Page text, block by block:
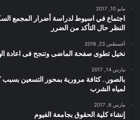
مايو 10, 2017
اجتماع في اسيوط لدراسة أضرار المجمع
النظر حال التأكد من الضرر
أغسطس 23, 2016
نخيل تطوى صفحة الماضى وتنجح فى اعادة
مارس 14, 2017
بالصور.. كثافة مرورية بمحور التسعين
لمياه الشرب
مارس 6, 2017
إنشاء كلية الحقوق بجامعة الفيوم